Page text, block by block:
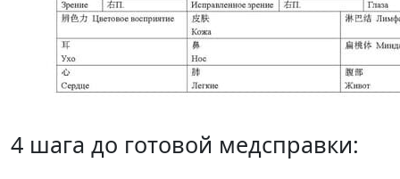
4 шага до готовой медсправки: